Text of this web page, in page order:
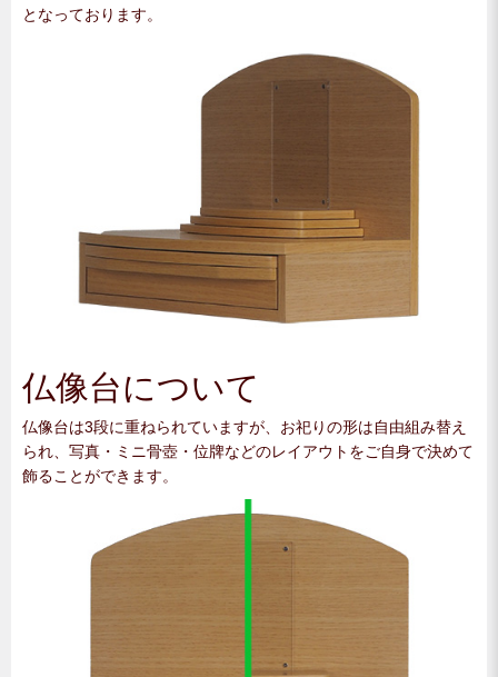
となっております。
仏像台について
仏像台は3段に重ねられていますが、お祀りの形は自由組み替え
られ、写真・ミニ骨壺・位牌などのレイアウトをご自身で決めて
飾ることができます。